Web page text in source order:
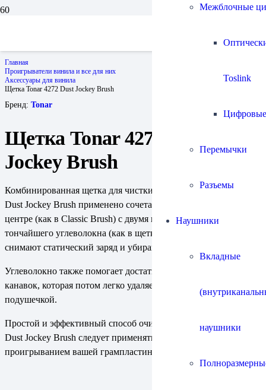
Межблочные
Toslink
Цифровые
Перемычки
Разъемы
Наушники
Вкладные
наушники
Главная
Проигрыватели винила и все для них
Аксессуары для винила
Щетка Tonar 4272 Dust Jockey Brush
Бренд: Tonar
Щетка Tonar 4272 Dust
Jockey Brush
Комбинированная щетка для чистки грампластинок. В 4272
Dust Jockey Brush применено сочетание мягкого бархата в
центре (как в Classic Brush) с двумя широкими щетками из
тончайшего углеволокна (как в щетке Nostatic), которые
снимают статический заряд и убирают самую мелкую пыль.
Углеволокно также помогает достать пыль из глубоких
канавок, которая потом легко удаляется бархатной
подушечкой.
Простой и эффективный способ очистки с помощью 4272
Dust Jockey Brush следует применять перед каждым
проигрыванием вашей грампластинки.